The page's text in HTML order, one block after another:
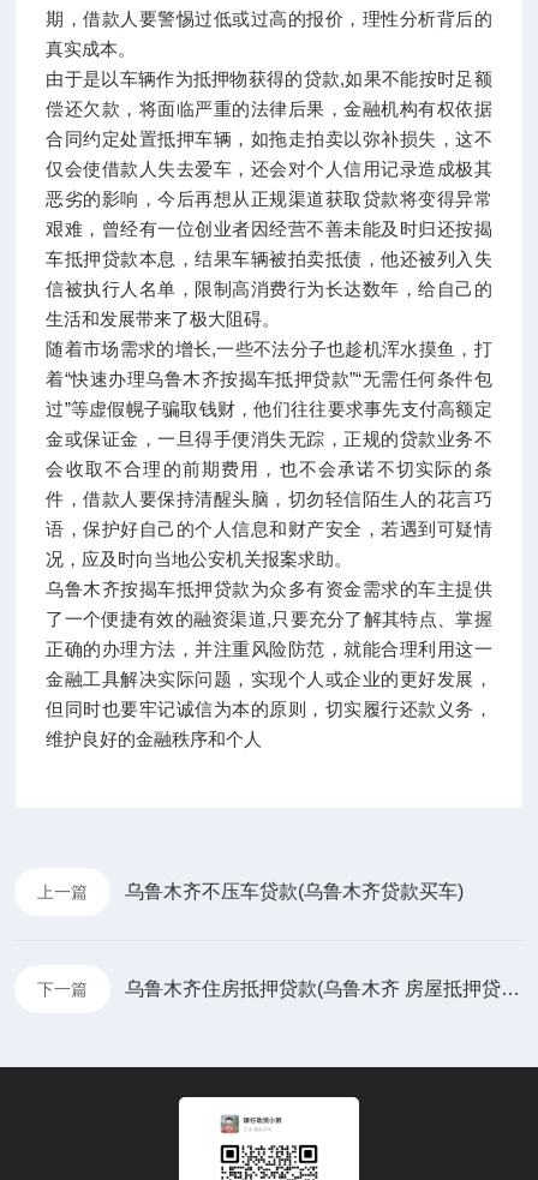
期，借款人要警惕过低或过高的报价，理性分析背后的
真实成本。
由于是以车辆作为抵押物获得的贷款,如果不能按时足额
偿还欠款，将面临严重的法律后果，金融机构有权依据
合同约定处置抵押车辆，如拖走拍卖以弥补损失，这不
仅会使借款人失去爱车，还会对个人信用记录造成极其
恶劣的影响，今后再想从正规渠道获取贷款将变得异常
艰难，曾经有一位创业者因经营不善未能及时归还按揭
车抵押贷款本息，结果车辆被拍卖抵债，他还被列入失
信被执行人名单，限制高消费行为长达数年，给自己的
生活和发展带来了极大阻碍。
随着市场需求的增长,一些不法分子也趁机浑水摸鱼，打
着“快速办理乌鲁木齐按揭车抵押贷款”“无需任何条件包
过”等虚假幌子骗取钱财，他们往往要求事先支付高额定
金或保证金，一旦得手便消失无踪，正规的贷款业务不
会收取不合理的前期费用，也不会承诺不切实际的条
件，借款人要保持清醒头脑，切勿轻信陌生人的花言巧
语，保护好自己的个人信息和财产安全，若遇到可疑情
况，应及时向当地公安机关报案求助。
乌鲁木齐按揭车抵押贷款为众多有资金需求的车主提供
了一个便捷有效的融资渠道,只要充分了解其特点、掌握
正确的办理方法，并注重风险防范，就能合理利用这一
金融工具解决实际问题，实现个人或企业的更好发展，
但同时也要牢记诚信为本的原则，切实履行还款义务，
维护良好的金融秩序和个人
上一篇 乌鲁木齐不压车贷款(乌鲁木齐贷款买车)
下一篇 乌鲁木齐住房抵押贷款(乌鲁木齐 房屋抵押贷款)